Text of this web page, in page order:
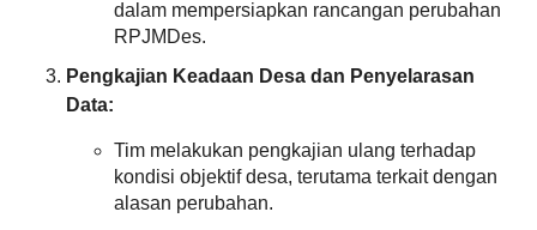
dalam mempersiapkan rancangan perubahan
RPJMDes.
Pengkajian Keadaan Desa dan Penyelarasan
Data:
Tim melakukan pengkajian ulang terhadap
kondisi objektif desa, terutama terkait dengan
alasan perubahan.
15:01:25
Kami
sebagai
masyarakat
adanya
kegiatan
pelatihan
jurnalistik